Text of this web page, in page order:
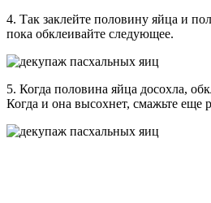
4. Так заклейте половину яйца и
пока обклеивайте следующее.
5. Когда половина яйца досохла,
Когда и она высохнет, смажьте еще